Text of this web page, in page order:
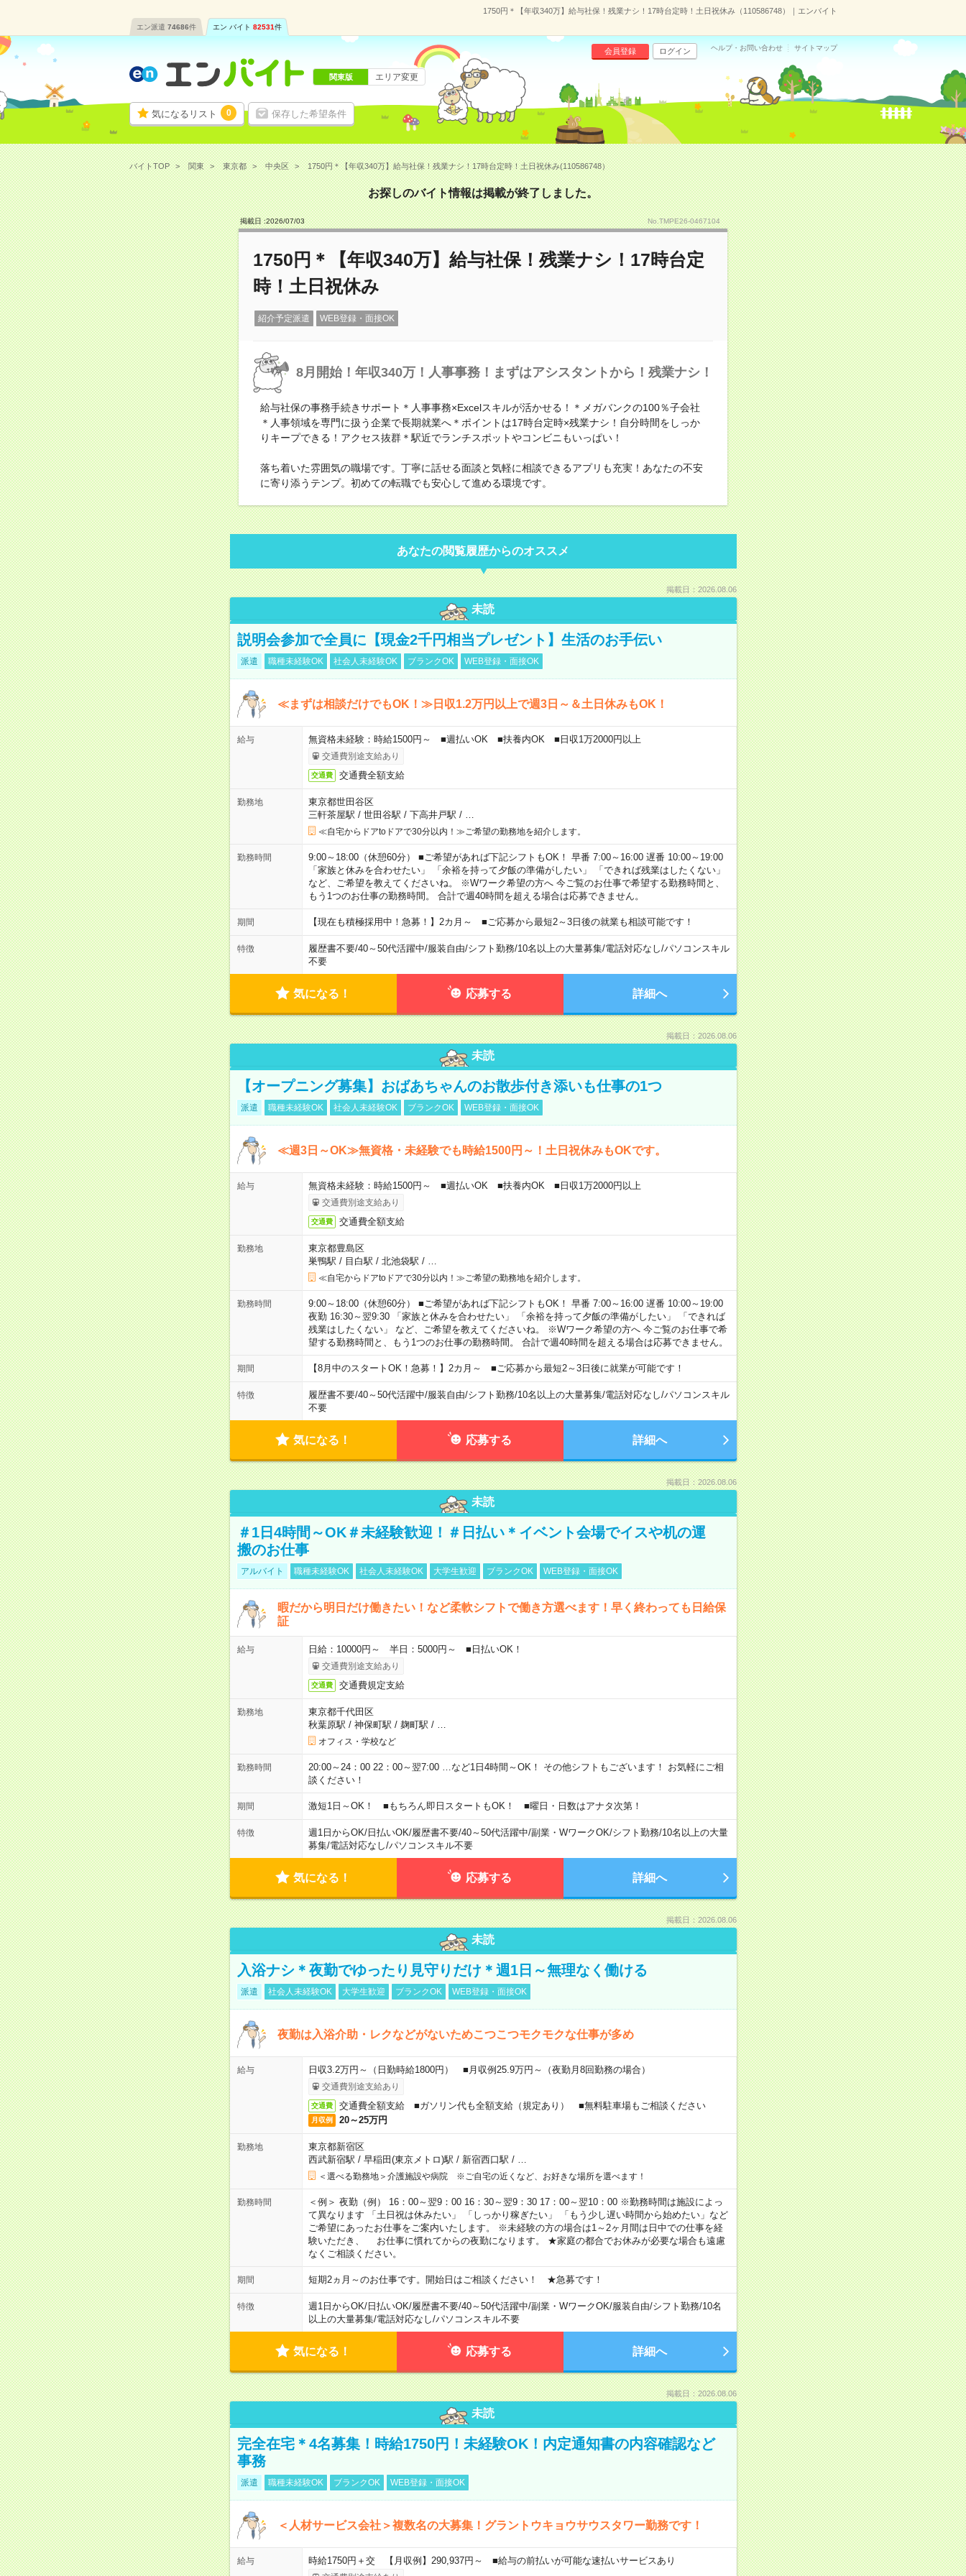
1750円＊【年収340万】給与社保！残業ナシ！17時台定時！土日祝休み（110586748）｜エンバイト
エン派遣 74686件 エン バイト 82531件
気になるリスト 0 保存した希望条件
会員登録 ログイン ヘルプ・お問い合わせ サイトマップ
関東版 エリア変更
バイトTOP 関東 東京都 中央区 1750円＊【年収340万】給与社保！残業ナシ！17時台定時！土日祝休み(110586748）
お探しのバイト情報は掲載が終了しました。
掲載日 :2026/07/03 No.TMPE26-0467104
1750円＊【年収340万】給与社保！残業ナシ！17時台定
時！土日祝休み
紹介予定派遣 WEB登録・面接OK
8月開始！年収340万！人事事務！まずはアシスタントから！残業ナシ！
給与社保の事務手続きサポート＊人事事務×Excelスキルが活かせる！＊メガバンクの100％子会社
＊人事領域を専門に扱う企業で長期就業へ＊ポイントは17時台定時×残業ナシ！自分時間をしっか
りキープできる！アクセス抜群＊駅近でランチスポットやコンビニもいっぱい！
落ち着いた雰囲気の職場です。丁寧に話せる面談と気軽に相談できるアプリも充実！あなたの不安
に寄り添うテンプ。初めての転職でも安心して進める環境です。
あなたの閲覧履歴からのオススメ
掲載日：2026.08.06
未読
説明会参加で全員に【現金2千円相当プレゼント】生活のお手伝い
派遣 職種未経験OK 社会人未経験OK ブランクOK WEB登録・面接OK
≪まずは相談だけでもOK！≫日収1.2万円以上で週3日～＆土日休みもOK！
給与 無資格未経験：時給1500円～ ■週払いOK ■扶養内OK ■日収1万2000円以上
交通費別途支給あり
交通費 交通費全額支給
勤務地
東京都世田谷区
三軒茶屋駅 / 世田谷駅 / 下高井戸駅 /
≪自宅からドアtoドアで30分以内！≫ご希望の勤務地を紹介します。
勤務時間
9:00～18:00（休憩60分） ■ご希望があれば下記シフトもOK！ 早番 7:00～16:00 遅番 10:00～19:00
「家族と休みを合わせたい」 「余裕を持って夕飯の準備がしたい」 「できれば残業はしたくない」
など、ご希望を教えてくださいね。 ※Wワーク希望の方へ 今ご覧のお仕事で希望する勤務時間と、
もう1つのお仕事の勤務時間。 合計で週40時間を超える場合は応募できません。
期間 【現在も積極採用中！急募！】2カ月～ ■ご応募から最短2～3日後の就業も相談可能です！
特徴 履歴書不要/40～50代活躍中/服装自由/シフト勤務/10名以上の大量募集/電話対応なし/パソコンスキル
不要
気になる！ 応募する 詳細へ
掲載日：2026.08.06
未読
【オープニング募集】おばあちゃんのお散歩付き添いも仕事の1つ
派遣 職種未経験OK 社会人未経験OK ブランクOK WEB登録・面接OK
≪週3日～OK≫無資格・未経験でも時給1500円～！土日祝休みもOKです。
給与 無資格未経験：時給1500円～ ■週払いOK ■扶養内OK ■日収1万2000円以上
交通費別途支給あり
交通費 交通費全額支給
勤務地
東京都豊島区
巣鴨駅 / 目白駅 / 北池袋駅 /
≪自宅からドアtoドアで30分以内！≫ご希望の勤務地を紹介します。
勤務時間
9:00～18:00（休憩60分） ■ご希望があれば下記シフトもOK！ 早番 7:00～16:00 遅番 10:00～19:00
夜勤 16:30～翌9:30 「家族と休みを合わせたい」 「余裕を持って夕飯の準備がしたい」 「できれば
残業はしたくない」 など、ご希望を教えてくださいね。 ※Wワーク希望の方へ 今ご覧のお仕事で希
望する勤務時間と、もう1つのお仕事の勤務時間。 合計で週40時間を超える場合は応募できません。
期間 【8月中のスタートOK！急募！】2カ月～ ■ご応募から最短2～3日後に就業が可能です！
特徴 履歴書不要/40～50代活躍中/服装自由/シフト勤務/10名以上の大量募集/電話対応なし/パソコンスキル
不要
気になる！ 応募する 詳細へ
掲載日：2026.08.06
未読
＃1日4時間～OK＃未経験歓迎！＃日払い＊イベント会場でイスや机の運
搬のお仕事
アルバイト 職種未経験OK 社会人未経験OK 大学生歓迎 ブランクOK WEB登録・面接OK
暇だから明日だけ働きたい！など柔軟シフトで働き方選べます！早く終わっても日給保
証
給与 日給：10000円～ 半日：5000円～ ■日払いOK！
交通費別途支給あり
交通費 交通費規定支給
勤務地
東京都千代田区
秋葉原駅 / 神保町駅 / 麹町駅 /
オフィス・学校など
勤務時間
20:00～24：00 22：00～翌7:00 …など1日4時間～OK！ その他シフトもございます！ お気軽にご相
談ください！
期間 激短1日～OK！ ■もちろん即日スタートもOK！ ■曜日・日数はアナタ次第！
特徴 週1日からOK/日払いOK/履歴書不要/40～50代活躍中/副業・WワークOK/シフト勤務/10名以上の大量
募集/電話対応なし/パソコンスキル不要
気になる！ 応募する 詳細へ
掲載日：2026.08.06
未読
入浴ナシ＊夜勤でゆったり見守りだけ＊週1日～無理なく働ける
派遣 社会人未経験OK 大学生歓迎 ブランクOK WEB登録・面接OK
夜勤は入浴介助・レクなどがないためこつこつモクモクな仕事が多め
給与 日収3.2万円～（日勤時給1800円） ■月収例25.9万円～（夜勤月8回勤務の場合）
交通費別途支給あり
交通費 交通費全額支給 ■ガソリン代も全額支給（規定あり） ■無料駐車場もご相談ください
月収例 20～25万円
勤務地
東京都新宿区
西武新宿駅 / 早稲田(東京メトロ)駅 / 新宿西口駅 /
＜選べる勤務地＞介護施設や病院 ※ご自宅の近くなど、お好きな場所を選べます！
勤務時間
＜例＞ 夜勤（例） 16：00～翌9：00 16：30～翌9：30 17：00～翌10：00 ※勤務時間は施設によっ
て異なります 「土日祝は休みたい」 「しっかり稼ぎたい」 「もう少し遅い時間から始めたい」など
ご希望にあったお仕事をご案内いたします。 ※未経験の方の場合は1～2ヶ月間は日中での仕事を経
験いただき、 お仕事に慣れてからの夜勤になります。 ★家庭の都合でお休みが必要な場合も遠慮
なくご相談ください。
期間 短期2ヵ月～のお仕事です。開始日はご相談ください！ ★急募です！
特徴 週1日からOK/日払いOK/履歴書不要/40～50代活躍中/副業・WワークOK/服装自由/シフト勤務/10名
以上の大量募集/電話対応なし/パソコンスキル不要
気になる！ 応募する 詳細へ
掲載日：2026.08.06
未読
完全在宅＊4名募集！時給1750円！未経験OK！内定通知書の内容確認など
事務
派遣 職種未経験OK ブランクOK WEB登録・面接OK
＜人材サービス会社＞複数名の大募集！グラントウキョウサウスタワー勤務です！
給与 時給1750円＋交 【月収例】290,937円～ ■給与の前払いが可能な速払いサービスあり